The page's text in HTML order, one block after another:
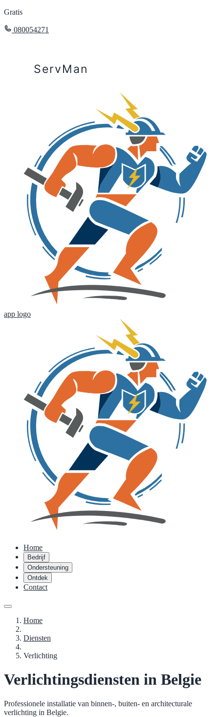
Gratis
080054271
ServMan
app logo
Home
Bedrijf
Ondersteuning
Ontdek
Contact
Home
Diensten
Verlichting
Verlichtingsdiensten in Belgie
Professionele installatie van binnen-, buiten- en architecturale
verlichting in Belgie.